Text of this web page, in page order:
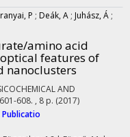
P ; Deák, A ; Juhász, Á ;
amino acid
features of
nanoclusters
AND
608. , 8 p. (2017)
Publicatio